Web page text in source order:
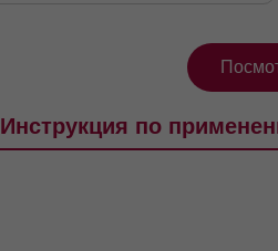
Инструкция по